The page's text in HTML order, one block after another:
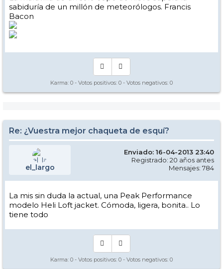
sabiduría de un millón de meteorólogos. Francis
Bacon
Karma: 0 - Votos positivos: 0 - Votos negativos: 0
Re: ¿Vuestra mejor chaqueta de esquí?
el_largo
Enviado: 16-04-2013 23:40
Registrado: 20 años antes
Mensajes: 784
La mis sin duda la actual, una Peak Performance
modelo Heli Loft jacket. Cómoda, ligera, bonita.. Lo
tiene todo
Karma: 0 - Votos positivos: 0 - Votos negativos: 0